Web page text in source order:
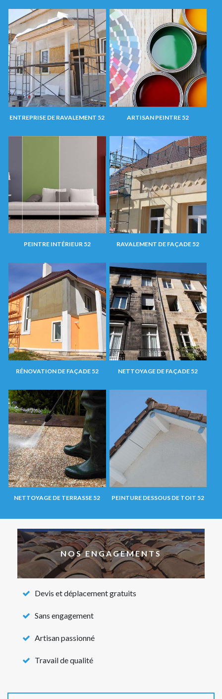
ENTREPRISE DE RAVALEMENT 52 ARTISAN PEINTRE 52
PEINTRE INTÉRIEUR 52 RAVALEMENT DE FAÇADE 52
RÉNOVATION DE FAÇADE 52 NETTOYAGE DE FAÇADE 52
NETTOYAGE DE TERRASSE 52 PEINTURE DESSOUS DE TOIT 52
NOS ENGAGEMENTS
Devis et déplacement gratuits
Sans engagement
Artisan passionné
Travail de qualité